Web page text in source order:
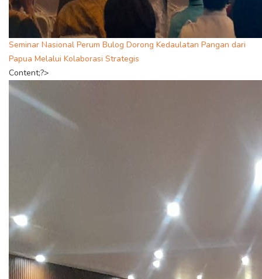
Seminar Nasional Perum Bulog Dorong Kedaulatan Pangan dari
Papua Melalui Kolaborasi Strategis
Content;?>